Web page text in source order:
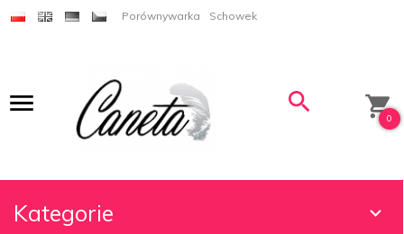
Porównywarka Schowek
0
Kategorie